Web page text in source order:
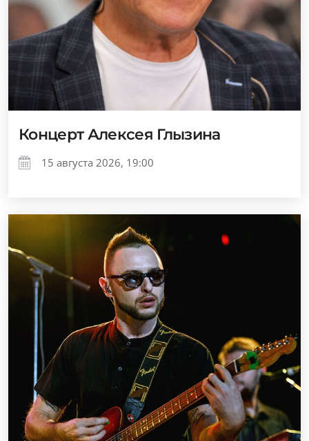
Концерт Алексея Глызина
15 августа 2026, 19:00